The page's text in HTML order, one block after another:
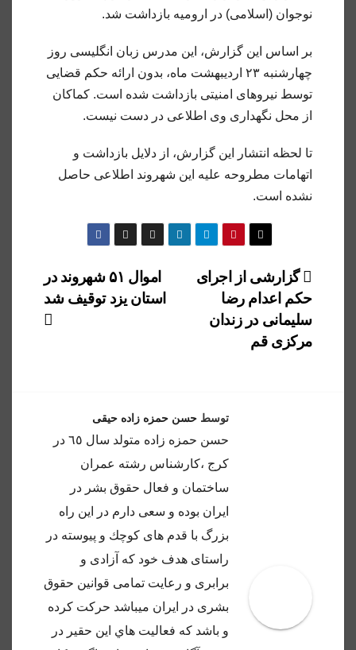
نوجوان (اسلامی) در ارومیه بازداشت شد.
بر اساس این گزارش، این مدرس زبان انگلیسی روز
چهارشنبه ۲۳ اردیبهشت ماه، بدون ارائه حکم قضایی
توسط نیروهای امنیتی بازداشت شده است. کماکان
از محل نگهداری وی اطلاعی در دست نیست.
تا لحظه انتشار این گزارش، از دلایل بازداشت و
اتهامات مطروحه علیه این شهروند اطلاعی حاصل
نشده است.
راهبری
نوشته
اموال ۵۱ شهروند در
استان یزد توقیف شد
گزارشی از اجرای
حکم اعدام رضا
سلیمانی در زندان
مرکزی قم
توسط حسن حمزه زاده حیقی
حسن حمزه زاده متولد سال ٦٥ در
كرج ،كارشناس رشته عمران
ساختمان و فعال حقوق بشر در
ايران بوده و سعى دارم در اين راه
بزرگ با قدم هاى كوچك و پيوسته در
راستاى هدف خود كه آزادى و
برابرى و رعايت تمامى قوانين حقوق
بشرى در ايران ميباشد حركت كرده
و باشد كه فعاليت هاي اين حقير در